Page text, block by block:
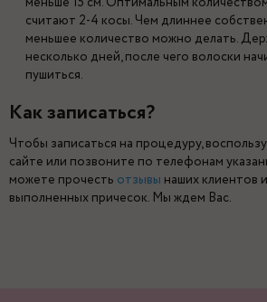
считают 2-4 косы. Чем длиннее
меньшее количество можно делать.
несколько дней, после чего волоски
пушиться.
Как записаться?
Чтобы записаться на процедуру,
сайте или позвоните по телефонам
можете прочесть отзывы наших клиентов
выполненных причесок. Мы ждем Вас.